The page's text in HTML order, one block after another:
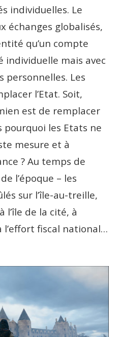
individuelles. Le
échanges globalisés,
qu’un compte
individuelle mais avec
personnelles. Les
l’Etat. Soit,
est de remplacer
pourquoi les Etats ne
mesure et à
? Au temps de
l’époque – les
sur l’île-au-treille,
l’île de la cité, à
fiscal national…